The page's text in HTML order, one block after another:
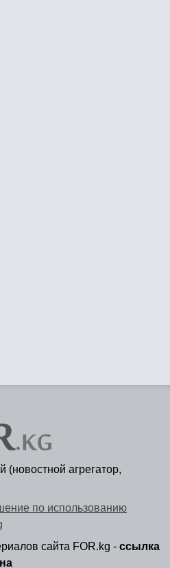
(новостной агрегатор,
по использованию
сайта FOR.kg - ссылка